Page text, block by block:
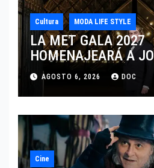
Cultura MODA LIFE STYLE
LA MET GALA 2027
HOMENAJEARÁ A
MARCANDO EL
DEL DRAMATISMO
AGOSTO 6, 2026 DOC
Cine